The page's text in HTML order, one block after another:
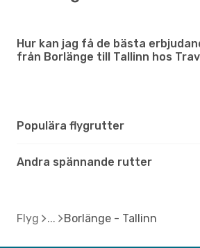
Hur kan jag få de bästa
från Borlänge till Tallinn hos
Populära flygrutter
Andra spännande rutter
Flyg Borlänge - Tallinn